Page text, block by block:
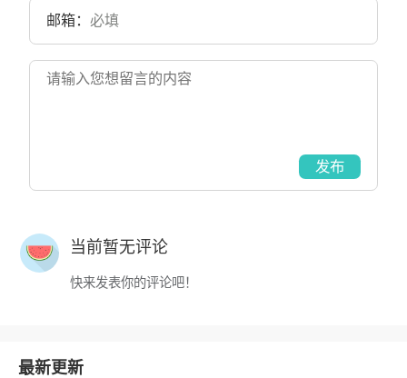
邮箱：
发布
当前暂无评论
快来发表你的评论吧！
最新更新